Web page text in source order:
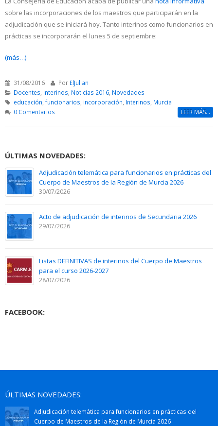
sobre las incorporaciones de los maestros que participarán en la
adjudicación que se iniciará hoy. Tanto interinos como funcionarios en
prácticas se incorporarán el lunes 5 de septiembre:
(más…)
31/08/2016 Por ElJulian
Docentes Interinos Noticias 2016, Novedades
educación funcionarios incorporación Interinos Murcia
0 Comentarios
LEER MÁS...
ÚLTIMAS NOVEDADES:
Adjudicación telemática para funcionarios en prácticas del
Cuerpo de Maestros de la Región de Murcia 2026
30/07/2026
Acto de adjudicación de interinos de Secundaria 2026
29/07/2026
Listas DEFINITIVAS de interinos del Cuerpo de Maestros
para el curso 2026-2027
28/07/2026
FACEBOOK:
ÚLTIMAS NOVEDADES:
Adjudicación telemática para funcionarios en prácticas del
Cuerpo de Maestros de la Región de Murcia 2026